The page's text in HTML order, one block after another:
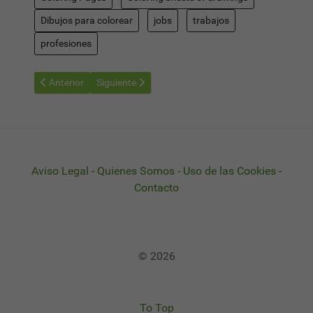
Dibujos para colorear jobs trabajos
profesiones
Artículo anterior: Doctor - Dibujos Profesiones para Colorear en
Anterior Artículo siguiente: firefighter - Dibujos
Siguiente
Aviso Legal - Quienes Somos - Uso de las Cookies -
Contacto
© 2026
To Top